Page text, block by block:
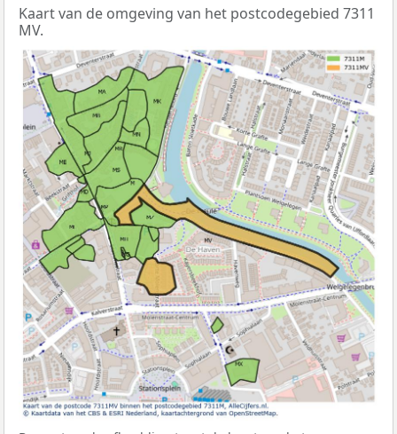
Kaart van de omgeving van het postcodegebied 7311
MV.